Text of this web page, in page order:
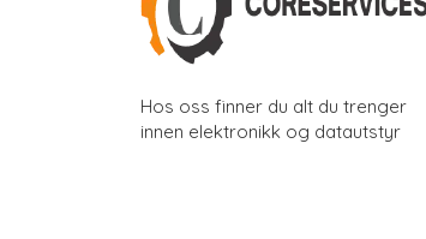
Hos oss finner du alt du trenger
innen elektronikk og datautstyr